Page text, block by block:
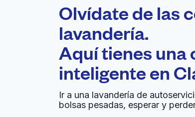
United States ES
Olvídate de las
lavandería.
Aquí tienes una
inteligente en
Ir a una lavandería de
bolsas pesadas, esperar y